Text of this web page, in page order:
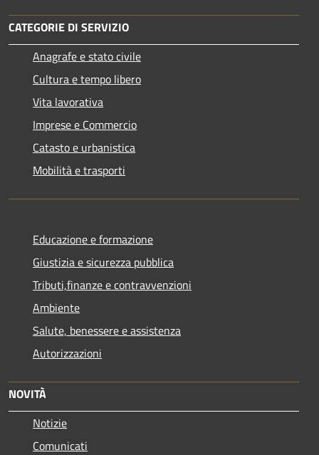
CATEGORIE DI SERVIZIO
Anagrafe e stato civile
Cultura e tempo libero
Vita lavorativa
Imprese e Commercio
Catasto e urbanistica
Mobilità e trasporti
Educazione e formazione
Giustizia e sicurezza pubblica
Tributi,finanze e contravvenzioni
Ambiente
Salute, benessere e assistenza
Autorizzazioni
NOVITÀ
Notizie
Comunicati